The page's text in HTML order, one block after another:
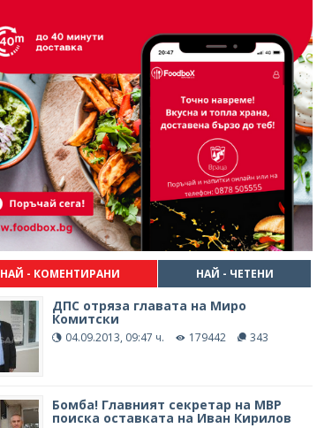
НАЙ - КОМЕНТИРАНИ НАЙ - ЧЕТЕНИ
ДПС отряза главата на Миро
Комитски
04.09.2013, 09:47 ч. 179442 343
Бомба! Главният секретар на МВР
поиска оставката на Иван Кирилов